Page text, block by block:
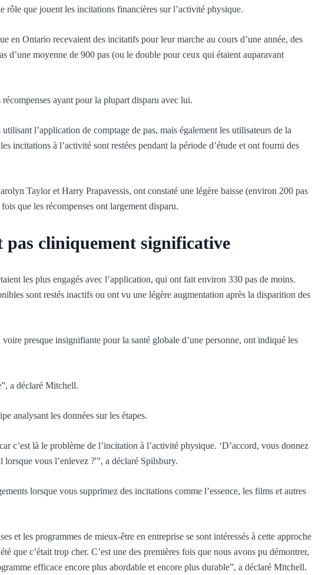
rôle que jouent les incitations financières sur l’activité physique.
en Ontario recevaient des incitatifs pour leur marche au cours d’une année, des
d’une moyenne de 900 pas (ou le double pour ceux qui étaient auparavant
ayant pour la plupart disparu avec lui.
l’application de comptage de pas, mais également les utilisateurs de la
incitations à l’activité sont restées pendant la période d’étude et ont fourni des
Taylor et Harry Prapavessis, ont constaté une légère baisse (environ 200 pas
que les récompenses ont largement disparu.
pas cliniquement significative
les plus engagés avec l’application, qui ont fait environ 330 pas de moins.
sont restés inactifs ou ont vu une légère augmentation après la disparition des
presque insignifiante pour la santé globale d’une personne, ont indiqué les
a déclaré Mitchell.
analysant les données sur les étapes.
c’est là le problème de l’incitation à l’activité physique. ‘D’accord, vous donnez
vous l’enlevez ?'”, a déclaré Spilsbury.
lorsque vous supprimez des incitations comme l’essence, les films et autres
et les programmes de mieux-être en entreprise se sont intéressés à cette approche
que c’était trop cher. C’est une des premières fois que nous avons pu démontrer,
efficace encore plus abordable et encore plus durable”, a déclaré Mitchell.